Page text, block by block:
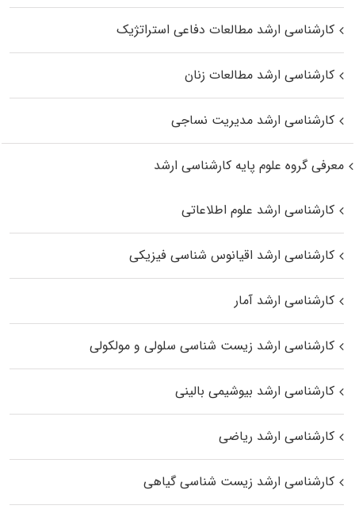
کارشناسی ارشد مطالعات دفاعی استراتژیک
کارشناسی ارشد مطالعات زنان
کارشناسی ارشد مدیریت نساجی
معرفی گروه علوم پایه کارشناسی ارشد
کارشناسی ارشد علوم اطلاعاتی
کارشناسی ارشد اقیانوس‌ شناسی فیزیکی
کارشناسی ارشد آمار
کارشناسی ارشد زیست شناسی سلولی و مولکولی
کارشناسی ارشد بیوشیمی بالینی
کارشناسی ارشد ریاضی
کارشناسی ارشد زیست‌ شناسی گیاهی